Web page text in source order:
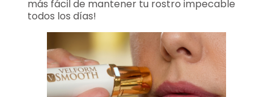
más fácil de mantener tu rostro impecable
todos los días!